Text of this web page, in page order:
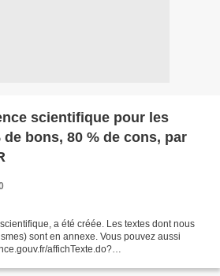
scientifique pour les
bons, 80 % de cons, par
a été créée. Les textes dont nous
sont en annexe. Vous pouvez aussi
affichTexte.do?